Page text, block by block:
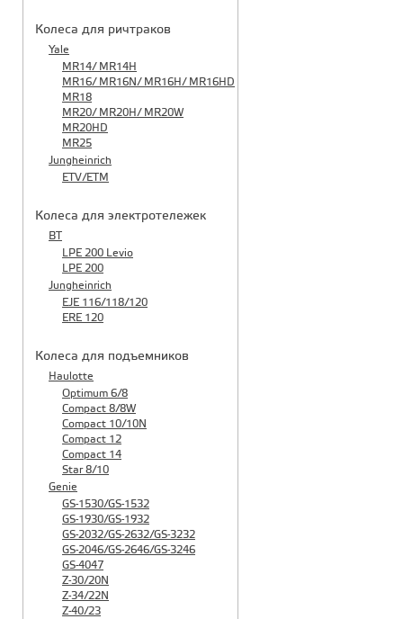
Колеса для ричтраков
Yale
MR14/ MR14H
MR16/ MR16N/ MR16H/ MR16HD
MR18
MR20/ MR20H/ MR20W
MR20HD
MR25
Jungheinrich
ETV/ETM
Колеса для электротележек
BT
LPE 200 Levio
LPE 200
Jungheinrich
EJE 116/118/120
ERE 120
Колеса для подъемников
Haulotte
Optimum 6/8
Compact 8/8W
Compact 10/10N
Compact 12
Compact 14
Star 8/10
Genie
GS-1530/GS-1532
GS-1930/GS-1932
GS-2032/GS-2632/GS-3232
GS-2046/GS-2646/GS-3246
GS-4047
Z-30/20N
Z-34/22N
Z-40/23